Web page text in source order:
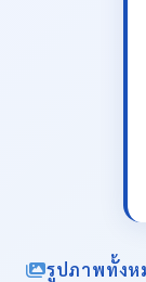
รูปภาพทั้งห